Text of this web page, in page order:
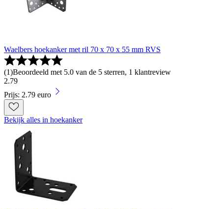
Waelbers hoekanker met ril 70 x 70 x 55 mm RVS
(1)Beoordeeld met 5.0 van de 5 sterren, 1 klantreview
2.79
Prijs: 2.79 euro
Bekijk alles in hoekanker